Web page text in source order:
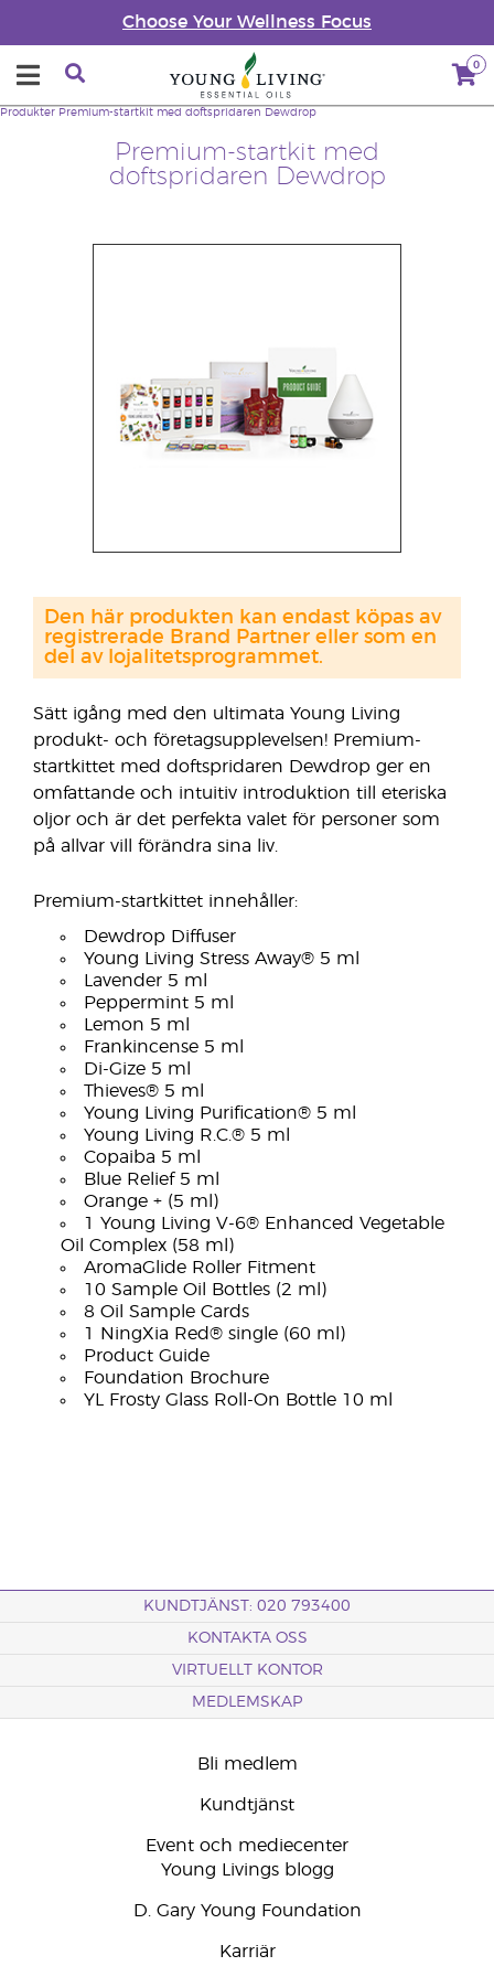
Choose Your Wellness Focus
0
Premium-startkit med
doftspridaren Dewdrop
Produkter Premium-startkit med doftspridaren Dewdrop
Sätt igång med den ultimata Young Living
produkt- och företagsupplevelsen! Premium-
startkittet med doftspridaren Dewdrop ger en
omfattande och intuitiv introduktion till eteriska
oljor och är det perfekta valet för personer som
på allvar vill förändra sina liv.
Premium-startkittet innehåller:
Dewdrop Diffuser
Young Living Stress Away® 5 ml
Lavender 5 ml
Peppermint 5 ml
Lemon 5 ml
Frankincense 5 ml
Di-Gize 5 ml
Thieves® 5 ml
Young Living Purification® 5 ml
Young Living R.C.® 5 ml
Copaiba 5 ml
Blue Relief 5 ml
Orange + (5 ml)
1 Young Living V-6® Enhanced Vegetable
Oil Complex (58 ml)
AromaGlide Roller Fitment
10 Sample Oil Bottles (2 ml)
8 Oil Sample Cards
1 NingXia Red® single (60 ml)
Product Guide
Foundation Brochure
YL Frosty Glass Roll-On Bottle 10 ml
Den här produkten kan endast köpas av
registrerade Brand Partner eller som en
del av lojalitetsprogrammet.
KUNDTJÄNST: 020 793400
KONTAKTA OSS
VIRTUELLT KONTOR
MEDLEMSKAP
Bli medlem
Kundtjänst
Event och mediecenter
Young Livings blogg
D. Gary Young Foundation
Karriär